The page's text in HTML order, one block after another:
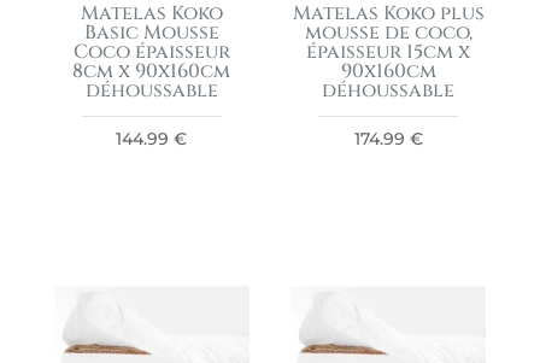
Matelas Koko
Basic Mousse
Coco épaisseur
8cm x 90x160cm
déhoussable
144.99€
Matelas Koko plus
mousse de coco,
épaisseur 15cm x
90x160cm
déhoussable
174.99 €